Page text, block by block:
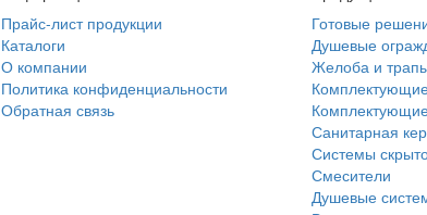
Прайс-лист продукции
Каталоги
О компании
Политика конфиденциальности
Обратная связь
Готовые
Душевые
Желоба и
Санитарная
Системы
Смесители
Душевые